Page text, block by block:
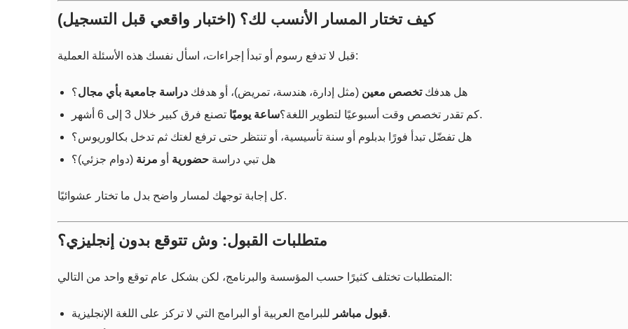
كيف تختار المسار الأنسب لك؟ (اختبار واقعي قبل التسجيل)
قبل لا تدفع رسوم أو تبدأ إجراءات، اسأل نفسك هذه الأسئلة العملية:
هل هدفكتخصص معين (مثل إدارة، هندسة، تمريض)، أو هدفك دراسة جامعية بأي مجال؟
كم تقدر تخصص وقت أسبوعيًا لتطوير اللغة؟ساعة يوميًا
تصنع فرق كبير خلال 3 إلى 6 أشهر.
هل تفضّل تبدأ فورًا بدبلوم أو سنة تأسيسية، أو تنتظر حتى ترفع لغتك ثم تدخل بكالوريوس؟
هل تبي دراسة حضورية أو مرنة (دوام جزئي)؟
كل إجابة توجهك لمسار واضح بدل ما تختار عشوائيًا.
متطلبات القبول: وش تتوقع بدون إنجليزي؟
المتطلبات تختلف كثيرًا حسب المؤسسة والبرنامج، لكن بشكل عام توقع واحد من التالي:
قبول مباشرللبرامج العربية أو البرامج التي لا تركز على اللغة الإنجليزية.